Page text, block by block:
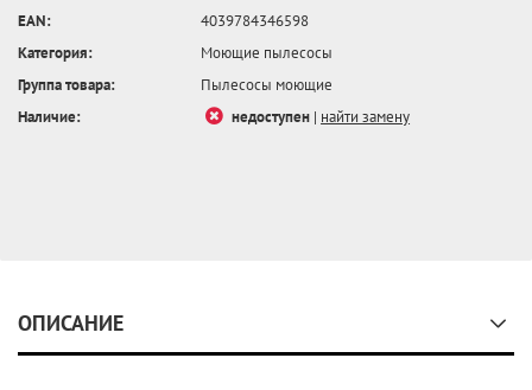
EAN:
4039784346598
Категория:
Моющие пылесосы
Группа товара:
Пылесосы моющие
Наличие:
недоступен | найти замену
ОПИСАНИЕ